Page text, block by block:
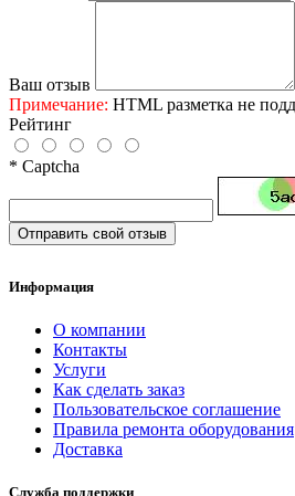
Ваш отзыв
Примечание: HTML разметка не
Рейтинг
* Captcha
Отправить свой отзыв
Информация
О компании
Контакты
Услуги
Как сделать заказ
Пользовательское соглашение
Правила ремонта оборудования
Доставка
Служба поддержки